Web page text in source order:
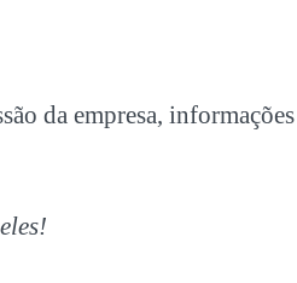
da empresa, informações